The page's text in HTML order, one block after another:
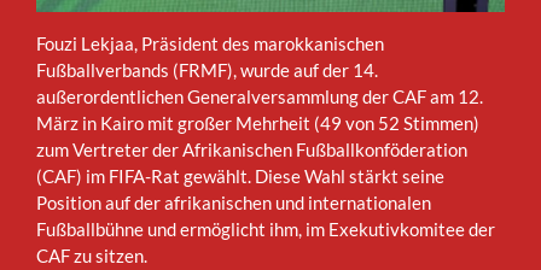
Fouzi Lekjaa, Präsident des marokkanischen
Fußballverbands (FRMF), wurde auf der 14.
außerordentlichen Generalversammlung der CAF am 12.
März in Kairo mit großer Mehrheit (49 von 52 Stimmen)
zum Vertreter der Afrikanischen Fußballkonföderation
(CAF) im FIFA-Rat gewählt. Diese Wahl stärkt seine
Position auf der afrikanischen und internationalen
Fußballbühne und ermöglicht ihm, im Exekutivkomitee der
CAF zu sitzen.